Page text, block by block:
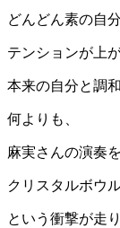
どんどん素の自
テンションが上
本来の自分と調
何よりも、
麻実さんの演奏
クリスタルボウ
という衝撃が走